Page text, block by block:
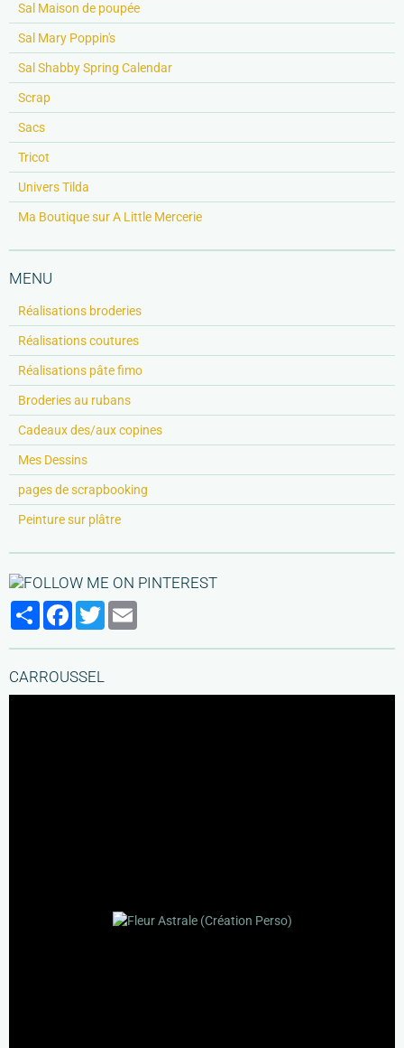
Sal Maison de poupée
Sal Mary Poppin's
Sal Shabby Spring Calendar
Scrap
Sacs
Tricot
Univers Tilda
Ma Boutique sur A Little Mercerie
MENU
Réalisations broderies
Réalisations coutures
Réalisations pâte fimo
Broderies au rubans
Cadeaux des/aux copines
Mes Dessins
pages de scrapbooking
Peinture sur plâtre
PartagerFacebook
Twitter
CARROUSSEL